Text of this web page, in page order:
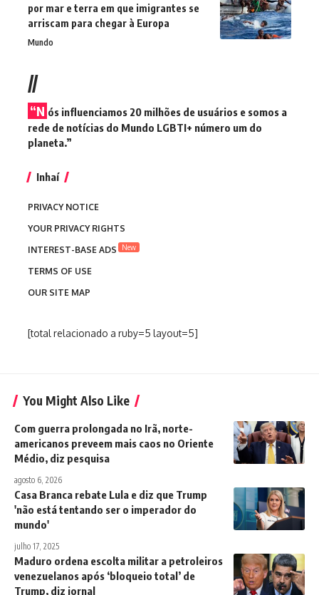
por mar e terra em que imigrantes se
arriscam para chegar à Europa
Mundo
//
“N ós influenciamos 20 milhões de usuários e somos a
rede de notícias do Mundo LGBTI+ número um do
planeta.”
Inhaí
PRIVACY NOTICE
YOUR PRIVACY RIGHTS
INTEREST-BASE ADS
New
TERMS OF USE
OUR SITE MAP
[total relacionado a ruby=5 layout=5]
You Might Also Like
Com guerra prolongada no Irã, norte-
americanos preveem mais caos no Oriente
Médio, diz pesquisa
agosto 6, 2026
Casa Branca rebate Lula e diz que Trump
'não está tentando ser o imperador do
mundo'
julho 17, 2025
Maduro ordena escolta militar a petroleiros
venezuelanos após ‘bloqueio total’ de
Trump, diz jornal